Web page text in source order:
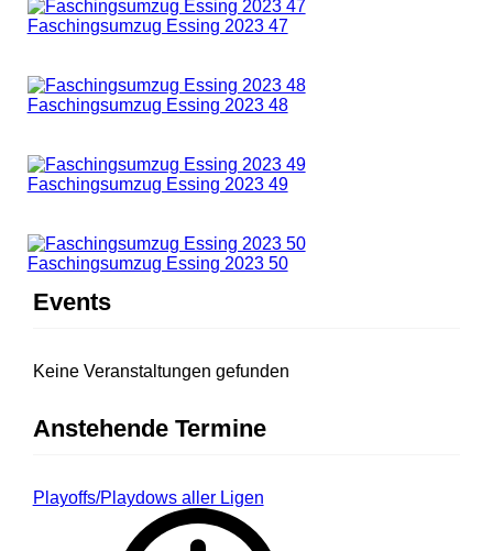
Faschingsumzug Essing 2023 47
Faschingsumzug Essing 2023 48
Faschingsumzug Essing 2023 49
Faschingsumzug Essing 2023 50
Events
Keine Veranstaltungen gefunden
Anstehende Termine
Playoffs/Playdows aller Ligen